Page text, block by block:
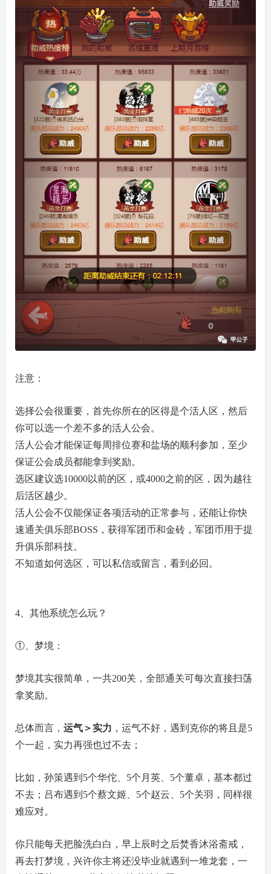
注意：
选择公会很重要，首先你所在的区得是个活人区，然后
你可以选一个差不多的活人公会。
活人公会才能保证每周排位赛和盐场的顺利参加，至少
保证公会成员都能拿到奖励。
选区建议选10000以前的区，或4000之前的区，因为越往
后活区越少。
活人公会不仅能保证各项活动的正常参与，还能让你快
速通关俱乐部BOSS，获得军团币和金砖，军团币用于提
升俱乐部科技。
不知道如何选区，可以私信或留言，看到必回。
4、其他系统怎么玩？
①、梦境：
梦境其实很简单，一共200关，全部通关可每次直接扫荡
拿奖励。
总体而言， 运气＞实力 ，运气不好，遇到克你的将且是5
个一起，实力再强也过不去；
比如，孙策遇到5个华佗、5个月英、5个董卓，基本都过
不去；吕布遇到5个蔡文姬、5个赵云、5个关羽，同样很
难应对。
你只能每天把脸洗白白，早上辰时之后焚香沐浴斋戒，
再去打梦境，兴许你主将还没毕业就遇到一堆龙套，一